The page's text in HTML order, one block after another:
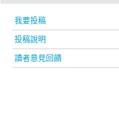
我要投稿
投稿說明
讀者意見回饋